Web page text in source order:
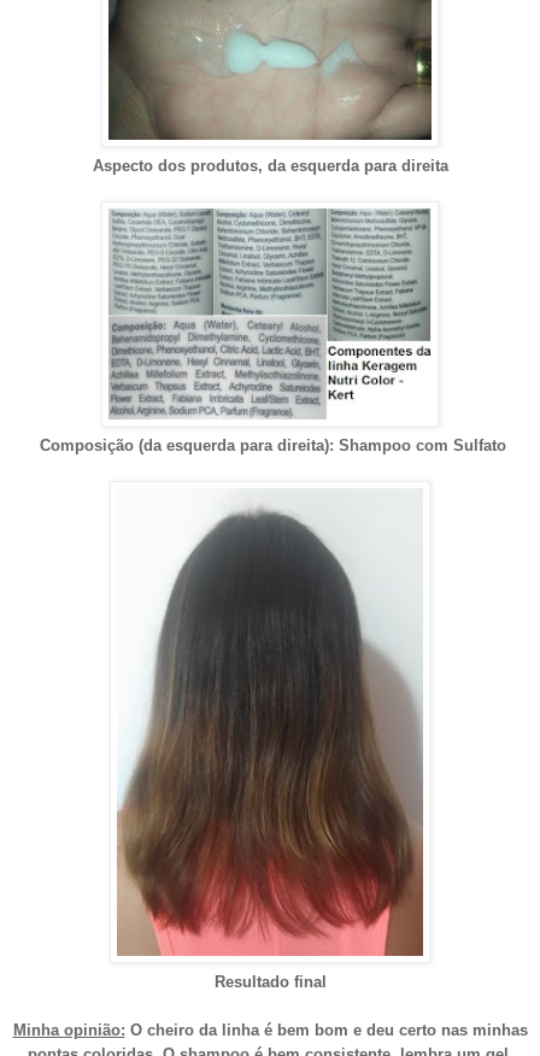
Aspecto dos produtos, da esquerda para direita
Composição (da esquerda para direita): Shampoo com Sulfato
Resultado final
Minha opinião: O cheiro da linha é bem bom e deu certo nas minhas